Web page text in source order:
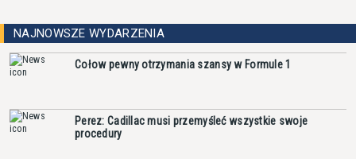
NAJNOWSZE WYDARZENIA
Cołow pewny otrzymania szansy w Formule 1
Perez: Cadillac musi przemyśleć wszystkie swoje
procedury